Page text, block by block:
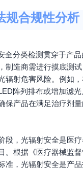
规合规性分析
全分类检测贯穿于产
制造商需进行摸底测
辐射危害风险。例如
阵列排布或增加滤
保产品在满足治疗剂
段，光辐射安全是医
。根据《医疗器械监督
准，光辐射安全是产